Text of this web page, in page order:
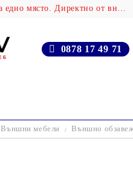
Крабов - Над 100 000 продукта на едно място. Директно от вносителя!
0878 17 49 71
Външни мебели Външно